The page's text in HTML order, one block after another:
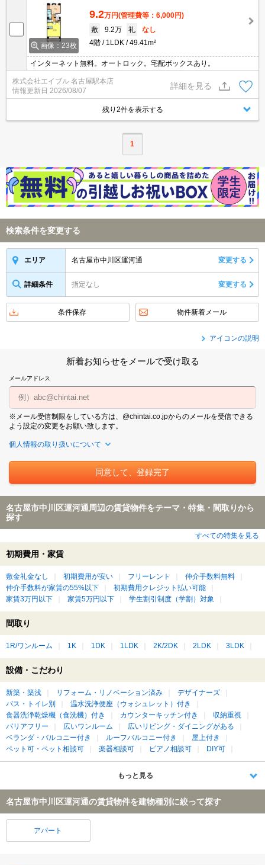
画像：23枚
9.2万円(管理費等：6,000円)
敷
9.2万 礼
なし
4階
1LDK 49.41m²
インターネット無料。オートロック。宅配ボックスあり。
株式会社エイブル 名古屋駅本店
情報更新日 2026/08/07
詳細を見る
残り2件を表示する
1
検索条件を変更する
エリア 名古屋市中川区運河通 変更する
詳細条件 指定なし 変更する
条件保存 物件新着メール
アイコンの説明
新着お知らせをメールで受け取る
メールアドレス
※メール受信制限をしている方は、@chintai.co.jpからのメールを受信できる
よう設定の変更をお願い致します。
個人情報の取り扱いについて
名古屋市中川区運河通周辺の賃貸物件をテーマ・特集・間取りから
探す
すべての特集を見る
初期費用・家賃
敷金礼金なし 初期費用が安い フリーレント
仲介手数料無料
仲介手数料が家賃の55%以下
初期費用クレジット払い可能
家賃3万円以下
家賃5万円以下 学生割引制度（学割）対象
間取り
1R/ワンルーム 1K 1DK 1LDK 2K/2DK 2LDK 3LDK
設備・こだわり
新築・築浅 リフォーム・リノベーション済み
デザイナーズ
バス・トイレ別
温水洗浄便座（ウォシュレット）付き
食器洗浄乾燥機（食洗機）付き
カウンターキッチン付き
収納重視
バリアフリー
広いワンルーム
広いリビング・ダイニングがある
ベランダ・バルコニー付き
ルーフバルコニー付き
屋上付き
ペット可・ペット相談可
楽器相談可 ピアノ相談可 DIY可
もっと見る
名古屋市中川区運河通の賃貸物件を建物種別に絞って探す
アパート